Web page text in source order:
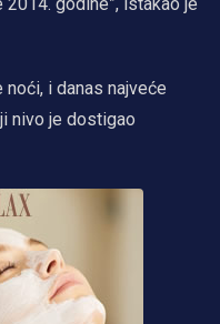
noći, i danas najveće
nivo je dostigao